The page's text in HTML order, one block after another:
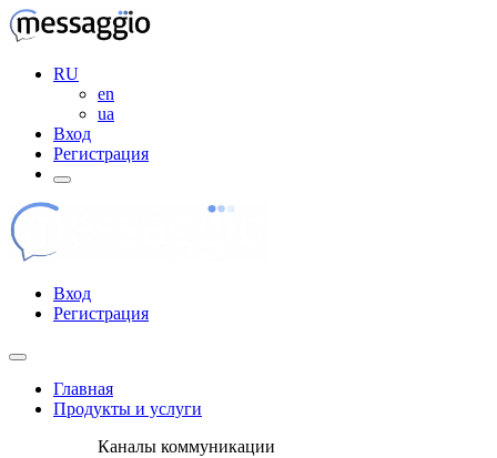
RU
en
ua
Вход
Регистрация
Вход
Регистрация
Главная
Продукты и услуги
Каналы коммуникации